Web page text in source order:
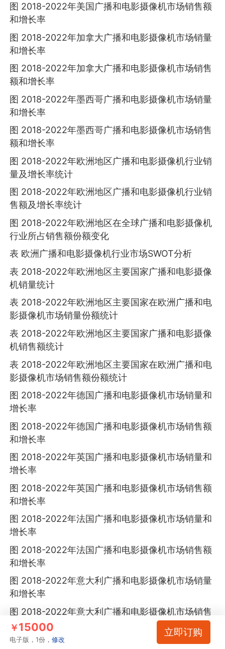
图 2018-2022年美国广播和电影摄像机市场销售额
和增长率
图 2018-2022年加拿大广播和电影摄像机市场销量
和增长率
图 2018-2022年加拿大广播和电影摄像机市场销售
额和增长率
图 2018-2022年墨西哥广播和电影摄像机市场销量
和增长率
图 2018-2022年墨西哥广播和电影摄像机市场销售
额和增长率
图 2018-2022年欧洲地区广播和电影摄像机行业销
量及增长率统计
图 2018-2022年欧洲地区广播和电影摄像机行业销
售额及增长率统计
图 2018-2022年欧洲地区在全球广播和电影摄像机
行业所占销售额份额变化
表 欧洲广播和电影摄像机行业市场SWOT分析
表 2018-2022年欧洲地区主要国家广播和电影摄像
机销量统计
表 2018-2022年欧洲地区主要国家在欧洲广播和电
影摄像机市场销量份额统计
表 2018-2022年欧洲地区主要国家广播和电影摄像
机销售额统计
表 2018-2022年欧洲地区主要国家在欧洲广播和电
影摄像机市场销售额份额统计
图 2018-2022年德国广播和电影摄像机市场销量和
增长率
图 2018-2022年德国广播和电影摄像机市场销售额
和增长率
图 2018-2022年英国广播和电影摄像机市场销量和
增长率
图 2018-2022年英国广播和电影摄像机市场销售额
和增长率
图 2018-2022年法国广播和电影摄像机市场销量和
增长率
图 2018-2022年法国广播和电影摄像机市场销售额
和增长率
图 2018-2022年意大利广播和电影摄像机市场销量
和增长率
图 2018-2022年意大利广播和电影摄像机市场销售
额和增长率
图 2018-2022年北欧广播和电影摄像机市场销量和
￥15000
电子版，1份，修改
立即订购